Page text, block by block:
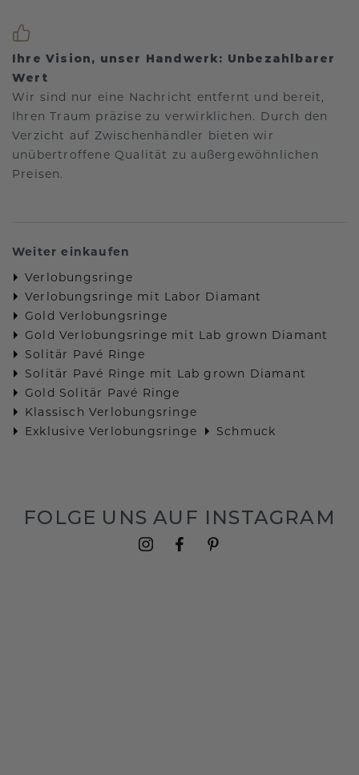
Ihre Vision, unser Handwerk: Unbezahlbarer
Wert
Wir sind nur eine Nachricht entfernt und bereit,
Ihren Traum präzise zu verwirklichen. Durch den
Verzicht auf Zwischenhändler bieten wir
unübertroffene Qualität zu außergewöhnlichen
Preisen.
Weiter einkaufen
Verlobungsringe
Verlobungsringe mit Labor Diamant
Gold Verlobungsringe
Gold Verlobungsringe mit Lab grown Diamant
Solitär Pavé Ringe
Solitär Pavé Ringe mit Lab grown Diamant
Gold Solitär Pavé Ringe
Klassisch Verlobungsringe
Exklusive Verlobungsringe
Schmuck
FOLGE UNS AUF INSTAGRAM